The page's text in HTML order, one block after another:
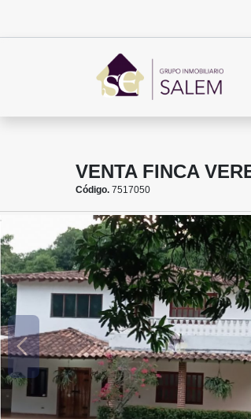
VENTA FINCA
Código. 7517050